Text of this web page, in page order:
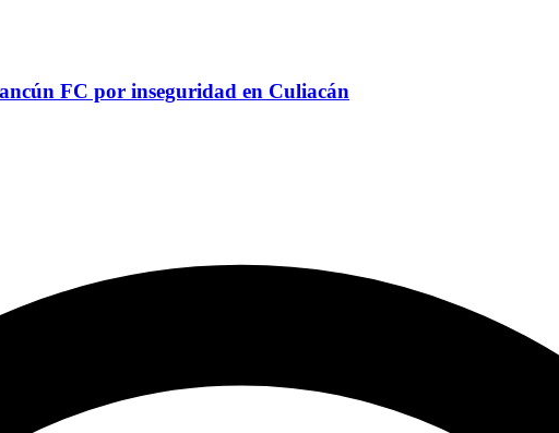
FC por inseguridad en Culiacán